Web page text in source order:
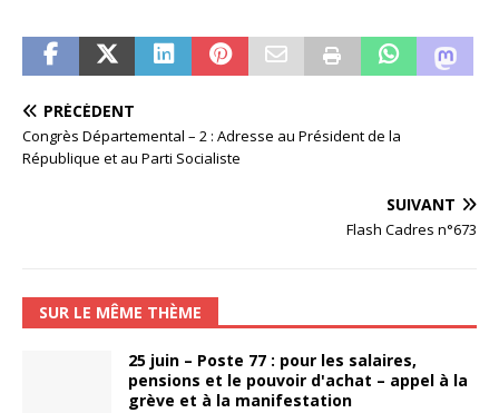
PRÉCÉDENT
Congrès Départemental – 2 : Adresse au Président de la
République et au Parti Socialiste
SUIVANT
Flash Cadres n°673
SUR LE MÊME THÈME
25 juin – Poste 77 : pour les salaires,
pensions et le pouvoir d'achat – appel à la
grève et à la manifestation